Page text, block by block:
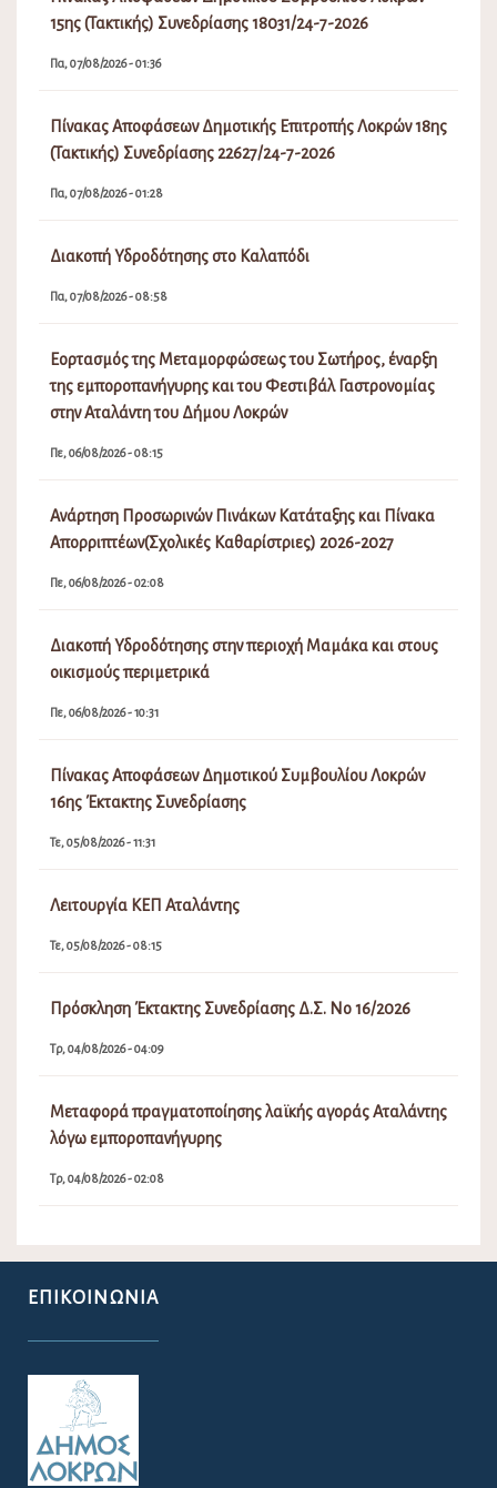
15ης (Τακτικής) Συνεδρίασης 18031/24-7-2026
Πα, 07/08/2026 - 01:36
Πίνακας Αποφάσεων Δημοτικής Επιτροπής Λοκρών 18ης
(Τακτικής) Συνεδρίασης 22627/24-7-2026
Πα, 07/08/2026 - 01:28
Διακοπή Υδροδότησης στο Καλαπόδι
Πα, 07/08/2026 - 08:58
Εορτασμός της Μεταμορφώσεως του Σωτήρος, έναρξη
της εμποροπανήγυρης και του Φεστιβάλ Γαστρονομίας
στην Αταλάντη του Δήμου Λοκρών
Πε, 06/08/2026 - 08:15
Ανάρτηση Προσωρινών Πινάκων Κατάταξης και Πίνακα
Απορριπτέων(Σχολικές Καθαρίστριες) 2026-2027
Πε, 06/08/2026 - 02:08
Διακοπή Υδροδότησης στην περιοχή Μαμάκα και στους
οικισμούς περιμετρικά
Πε, 06/08/2026 - 10:31
Πίνακας Αποφάσεων Δημοτικού Συμβουλίου Λοκρών
16ης Έκτακτης Συνεδρίασης
Τε, 05/08/2026 - 11:31
Λειτουργία ΚΕΠ Αταλάντης
Τε, 05/08/2026 - 08:15
Πρόσκληση Έκτακτης Συνεδρίασης Δ.Σ. Νο 16/2026
Τρ, 04/08/2026 - 04:09
Μεταφορά πραγματοποίησης λαϊκής αγοράς Αταλάντης
λόγω εμποροπανήγυρης
Τρ, 04/08/2026 - 02:08
ΕΠΙΚΟΙΝΩΝΊΑ